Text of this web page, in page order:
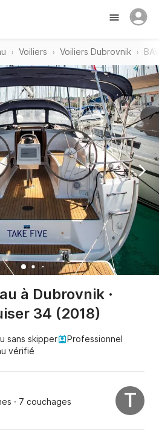
Voiliers Voiliers Dubrovnik
à Dubrovnik ·
34 (2018)
sans skipper
Professionnel
vérifié
· 7 couchages
T